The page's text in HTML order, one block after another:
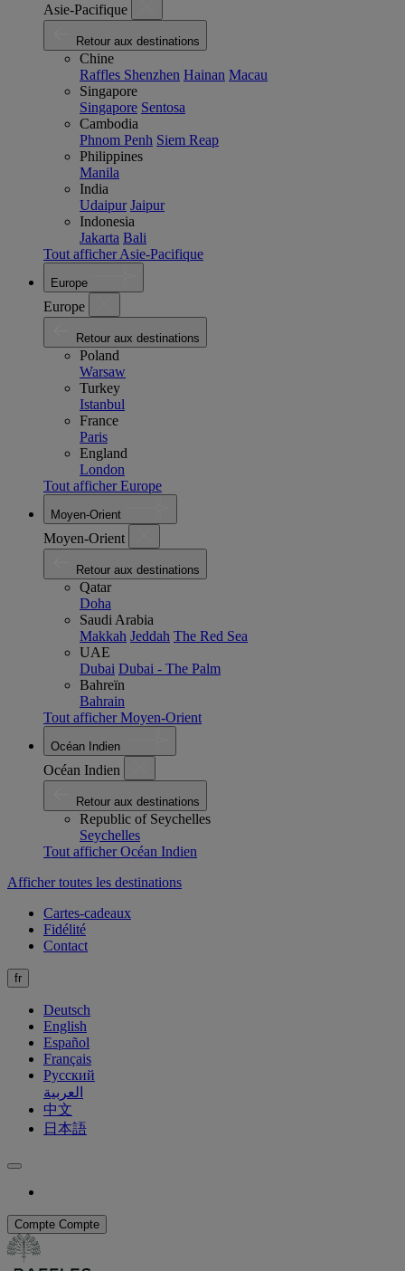
Asie-Pacifique
Retour aux destinations
Chine
Raffles Shenzhen Hainan Macau
Singapore
Singapore Sentosa
Cambodia
Phnom Penh Siem Reap
Philippines
Manila
India
Udaipur Jaipur
Indonesia
Jakarta Bali
Tout afficher Asie-Pacifique
Europe
Europe
Retour aux destinations
Poland
Warsaw
Turkey
Istanbul
France
Paris
England
London
Tout afficher Europe
Moyen-Orient
Moyen-Orient
Retour aux destinations
Qatar
Doha
Saudi Arabia
Makkah Jeddah The Red Sea
UAE
Dubai Dubai - The Palm
Bahreïn
Bahrain
Tout afficher Moyen-Orient
Océan Indien
Océan Indien
Retour aux destinations
Republic of Seychelles
Seychelles
Tout afficher Océan Indien
Afficher toutes les destinations
Cartes-cadeaux
Fidélité
Contact
fr
Deutsch
English
Español
Français
Русский
العربية
中文
日本語
Compte Compte